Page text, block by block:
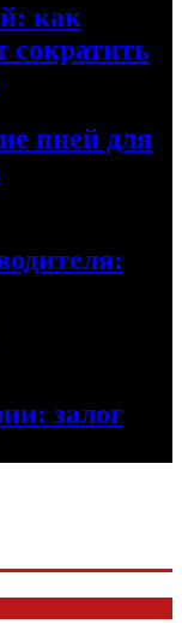
как
сократить
пней для
залог